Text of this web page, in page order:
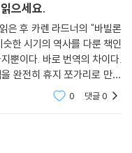
으세요.
은 후 카렌 라드너의 "바빌론
한 시기의 역사를 다룬 책인
뿐이다. 바로 번역의 차이다.
완전히 휴지 쪼가리로 만들
뛰어나지만 번역도 수준급이
0 댓글0